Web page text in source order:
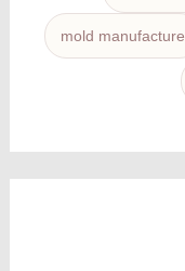
mold manufacture